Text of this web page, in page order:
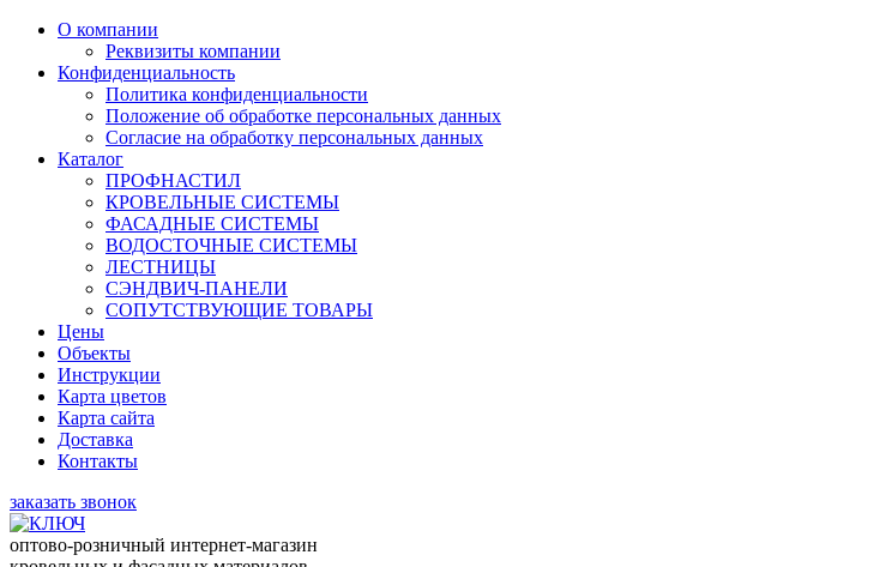
О компании
Реквизиты компании
Конфиденциальность
Политика конфиденциальности
Положение об обработке персональных данных
Согласие на обработку персональных данных
Каталог
ПРОФНАСТИЛ
КРОВЕЛЬНЫЕ СИСТЕМЫ
ФАСАДНЫЕ СИСТЕМЫ
ВОДОСТОЧНЫЕ СИСТЕМЫ
ЛЕСТНИЦЫ
СЭНДВИЧ-ПАНЕЛИ
СОПУТСТВУЮЩИЕ ТОВАРЫ
Цены
Объекты
Инструкции
Карта цветов
Карта сайта
Доставка
Контакты
заказать звонок
оптово-розничный интернет-магазин